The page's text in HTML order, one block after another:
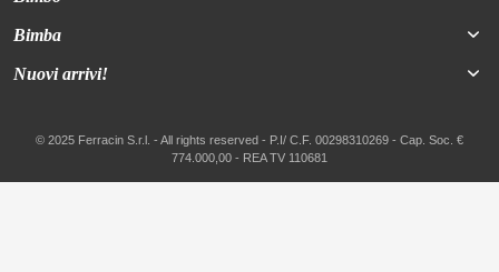
Bimba
Nuovi arrivi!
© 2025 Ferracin S.r.l. - All rights reserved - P.I/ C.F. 00298310269 - Cap. Soc. €
774.000,00 - REA TV 110681